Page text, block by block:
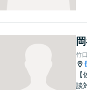
プ
あ
竹
談